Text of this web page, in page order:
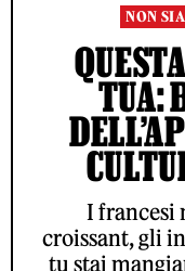
NON
TUA:
I francesi
croissant, gli
tu stai